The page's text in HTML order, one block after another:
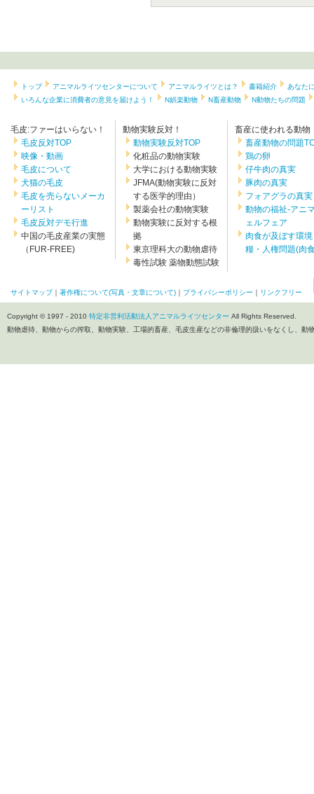
トップ アニマルライツセンターについて アニマルライツとは？ 書籍紹介
あなた
いろんな企業に消費者の意見を届けよう！
N娯楽動物 N畜産動物 N動物たちの問題
毛皮:ファーはいらない！
毛皮反対TOP
映像・動画
毛皮について
犬猫の毛皮
毛皮を売らないメーカ
ーリスト
毛皮反対デモ行進
中国の毛皮産業の実態
（FUR-FREE)
動物実験反対！
動物実験反対TOP
化粧品の動物実験
大学における動物実験
JFMA(動物実験に反対
する医学的理由）
製薬会社の動物実験
動物実験に反対する根
拠
東京理科大の動物虐待
毒性試験 薬物動態試験
畜産に使われる動物
畜産動物の問題
鶏の卵
仔牛肉の真実
豚肉の真実
フォアグラの真実
動物の福祉-アニ
ェルフェア
肉食が及ぼす環
糧・人権問題(肉
サイトマップ｜ 著作権について(写真・文章について) ｜ プライバシーポリシー ｜ リンクフリー
Copyright © 1997 - 2010 特定非営利活動法人アニマルライツセンター All Rights Reserved.
動物虐待、動物からの搾取、動物実験、工場的畜産、毛皮生産などの非倫理的扱いをなくし、